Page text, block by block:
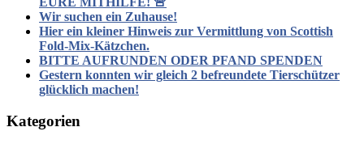
Wir suchen ein Zuhause!
Hier ein kleiner Hinweis zur Vermittlung von Scottish
Fold-Mix-Kätzchen.
BITTE AUFRUNDEN ODER PFAND SPENDEN
Gestern konnten wir gleich 2 befreundete Tierschützer
glücklich machen!
Kategorien